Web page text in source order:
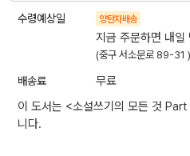
수령예상일 양탄자배송
지금 주문하면 내일
(중구 서소문로 89-31 )
배송료
무료
이 도서는 <소설쓰기의 모든 것
니다.